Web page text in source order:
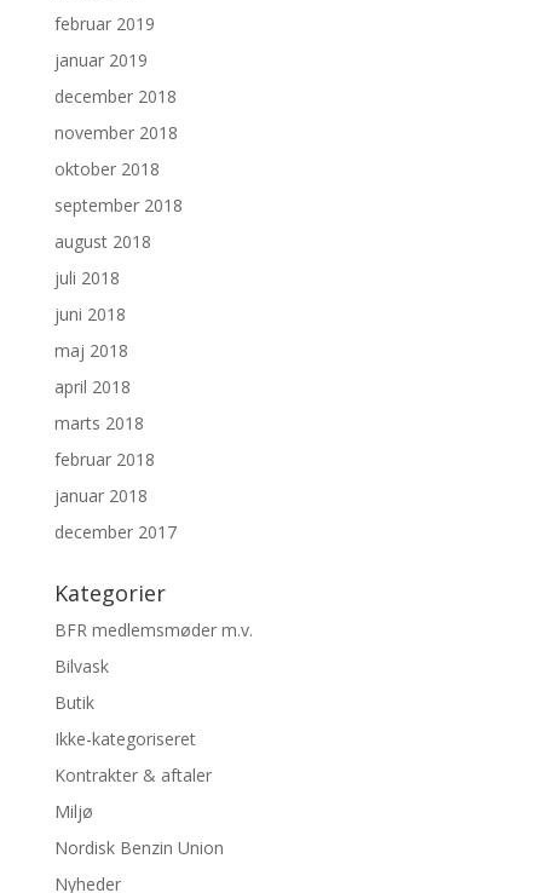
februar 2019
januar 2019
december 2018
november 2018
oktober 2018
september 2018
august 2018
juli 2018
juni 2018
maj 2018
april 2018
marts 2018
februar 2018
januar 2018
december 2017
Kategorier
BFR medlemsmøder m.v.
Bilvask
Butik
Ikke-kategoriseret
Kontrakter & aftaler
Miljø
Nordisk Benzin Union
Nyheder